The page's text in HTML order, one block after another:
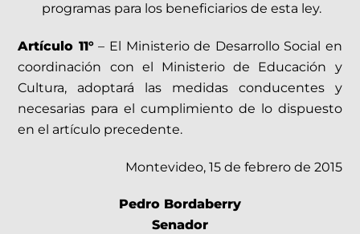
programas para los beneficiarios de esta ley.
Artículo 11°– El Ministerio de Desarrollo Social en
coordinación con el Ministerio de Educación y
Cultura, adoptará las medidas conducentes y
necesarias para el cumplimiento de lo dispuesto
en el artículo precedente.
Montevideo, 15 de febrero de 2015
Pedro Bordaberry
Senador